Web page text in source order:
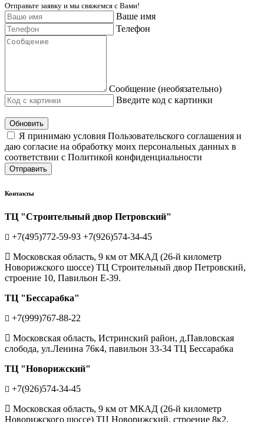
Отправьте заявку и мы свяжемся с Вами!
Ваше имя
Телефон
Сообщение (необязательно)
Введите код с картинки
Обновить
Я принимаю условия Пользовательского соглашения и
даю согласие на обработку моих персональных данных в
соответствии с Политикой конфиденциальности
Отправить
Контакты
ТЦ "Строительный двор Петровский"
+7(495)772-59-93 +7(926)574-34-45
Московская область, 9 км от МКАД (26-й километр
Новорижского шоссе) ТЦ Строительный двор Петровский,
строение 10, Павильон Е-39.
ТЦ "Бессарабка"
+7(999)767-88-22
Московская область, Истринский район, д.Павловская
слобода, ул.Ленина 76к4, павильон 33-34 ТЦ Бессарабка
ТЦ "Новорижский"
+7(926)574-34-45
Московская область, 9 км от МКАД (26-й километр
Новорижского шоссе) ТЦ Новорижский, строение 8к2,